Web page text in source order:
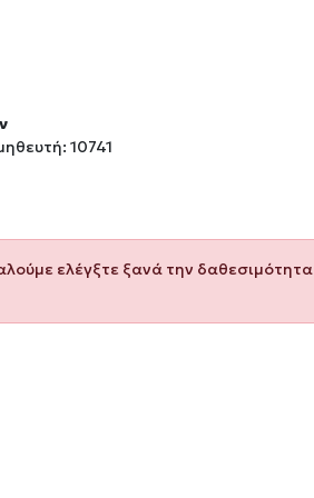
10741
ελέγξτε ξανά την δαθεσιμότητα